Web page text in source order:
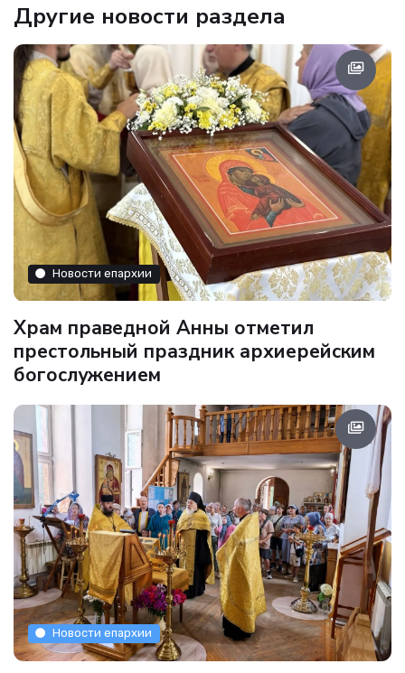
Другие новости раздела
Новости епархии
Храм праведной Анны отметил
престольный праздник архиерейским
богослужением
Новости епархии